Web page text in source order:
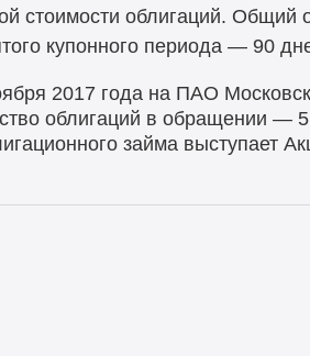
стоимости облигаций. Общий
купонного периода — 90
2017 года на ПАО
облигаций в обращении —
займа выступает